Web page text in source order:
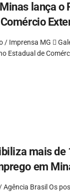
lança o
/ Imprensa MG 
Estadual de
mais de
em
Agência Brasil Os